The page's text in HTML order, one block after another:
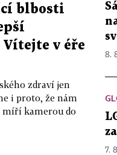
blbosti
v éře
zdraví jen
i proto, že nám
kamerou do
8.
7.